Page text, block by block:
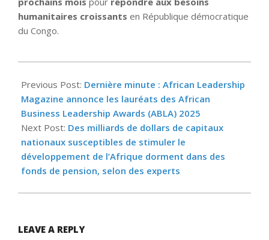
humanitaires croissants en République démocratique
du Congo.
06-
03
Previous Post: Dernière minute : African Leadership
Magazine annonce les lauréats des African
Business Leadership Awards (ABLA) 2025
Next Post: Des milliards de dollars de capitaux
nationaux susceptibles de stimuler le
développement de l’Afrique dorment dans des
fonds de pension, selon des experts
LEAVE A REPLY